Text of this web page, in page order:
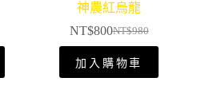
神農紅烏龍
NT$980
NT$800
加入購物車